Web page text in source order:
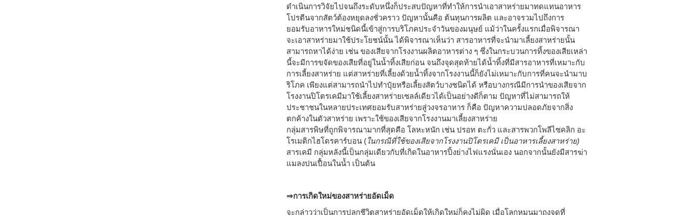
ดำเนินการวิจัยไปจนถึงระดับหนึ่งก็ประสบปัญหาที่ทำให้การนำเอาสาหร่ายมาทดแทนอาหาร
โปรตีนจากสัตว์ต้องหยุดลงชั่วคราว ปัญหานั้นคือ ต้นทุนการผลิต และอาจรวมไปถึงการ
ยอมรับอาหารใหม่ชนิดนี้เข้าสู่การบริโภคประจำวันของมนุษย์ แม้ว่าในครั้งแรกเมื่อพิจารณา
จะเอาสาหร่ายมาใช้ประโยชน์นั้น ได้พิจารณาเห็นว่า สารอาหารที่จะนำมาเลี้ยงสาหร่ายนั้น
สามารถหาได้ง่าย เช่น ของเสียจากโรงงานผลิตอาหารต่าง ๆ ซึ่งในกระบวนการทิ้งของเสียเหล่า
นี้จะมีการขจัดของเสียที่อยู่ในน้ำทิ้งเสียก่อน จนถึงจุดสุดท้ายได้น้ำทิ้งที่มีสารอาหารที่เหมาะกับ
การเลี้ยงสาหร่าย แต่สาหร่ายที่เลี้ยงด้วยน้ำทิ้งจากโรงงานนี้ก็ยังไม่เหมาะกับการที่คนจะนำมาบ
ริโภค เพียงแต่สามารถนำไปทำปุ๋ยหรือเลี้ยงสัตว์บางชนิดได้ หรือบางกรณีมีการนำของเสียจาก
โรงงานปิโตรเคมีมาใช้เลี้ยงสาหร่ายเซลล์เดียวได้เป็นอย่างดีก็ตาม ปัญหาที่ไม่สามารถให้
ประชาชนในหลายประเทศยอมรับสาหร่ายสู่วงจรอาหาร ก็คือ ปัญหาความปลอดภัยจากสิ่ง
ตกค้างในตัวสาหร่าย เพราะใช้ของเสียจากโรงงานมาเลี้ยงสาหร่าย
กลุ่มสารพิษที่ถูกพิจารณามากที่สุดคือ โลหะหนัก เช่น ปรอท ตะกั่ว และสารพวกโพลีไซคลิก อะ
โรเมติกไฮโดรคาร์บอน (ในกรณีที่ใช้ของเสียจากโรงงานปิโตรเคมี เป็นอาหารเลี้ยงสาหร่าย)
สารเคมี กลุ่มหลังนี้เป็นกลุ่มเดียวกับที่เกิดในอาหารปิ้งย่างไฟแรงนั่นเอง นอกจากนั้นยังมีสารฆ่า
แมลงปนเปื้อนในน้ำ เป็นต้น
⇒การเกิดใหม่ของสาหร่ายอัดเม็ด
จะกล่าวว่าเป็นการปลุกชีวิตสาหร่ายอัดเม็ดให้เกิดใหม่ก็คงไม่ผิด เมื่อโลกหมุนมาถุงจุดที่